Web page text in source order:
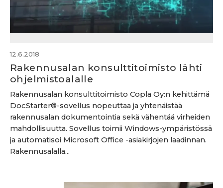
12.6.2018
Rakennusalan konsulttitoimisto lähti
ohjelmistoalalle
Rakennusalan konsulttitoimisto Copla Oy:n kehittämä
DocStarter®-sovellus nopeuttaa ja yhtenäistää
rakennusalan dokumentointia sekä vähentää virheiden
mahdollisuutta. Sovellus toimii Windows-ympäristössä
ja automatisoi Microsoft Office -asiakirjojen laadinnan.
Rakennusalalla...